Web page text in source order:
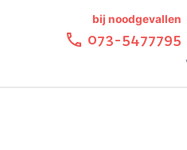
bij noodgevallen
073-5477795